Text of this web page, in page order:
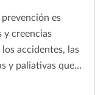
es
y creencias
accidentes, las
y paliativas que